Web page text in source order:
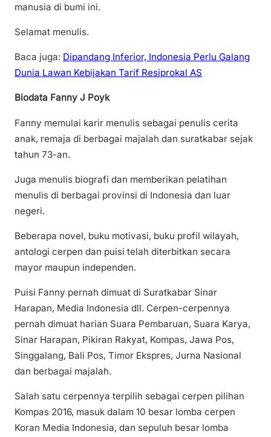
manusia di bumi ini.
Selamat menulis.
Baca juga: Dipandang Inferior, Indonesia Perlu Galang
Dunia Lawan Kebijakan Tarif Resiprokal AS
Biodata Fanny J Poyk
Fanny memulai karir menulis sebagai penulis cerita
anak, remaja di berbagai majalah dan suratkabar sejak
tahun 73-an.
Juga menulis biografi dan memberikan pelatihan
menulis di berbagai provinsi di Indonesia dan luar
negeri.
Beberapa novel, buku motivasi, buku profil wilayah,
antologi cerpen dan puisi telah diterbitkan secara
mayor maupun independen.
Puisi Fanny pernah dimuat di Suratkabar Sinar
Harapan, Media Indonesia dll. Cerpen-cerpennya
pernah dimuat harian Suara Pembaruan, Suara Karya,
Sinar Harapan, Pikiran Rakyat, Kompas, Jawa Pos,
Singgalang, Bali Pos, Timor Ekspres, Jurna Nasional
dan berbagai majalah.
Salah satu cerpennya terpilih sebagai cerpen pilihan
Kompas 2016, masuk dalam 10 besar lomba cerpen
Koran Media Indonesia, dan sepuluh besar lomba